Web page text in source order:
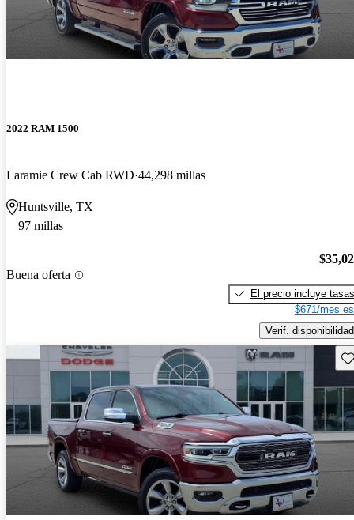
2022 RAM 1500
Laramie Crew Cab RWD 44,298 millas
Huntsville, TX
97 millas
Buena oferta
El precio incluye tasas
$671/mes
Verif. disponibilidad